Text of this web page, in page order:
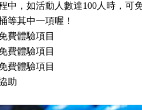
中，如活動人數達100人時，可
等其中一項喔！
費體驗項目
費體驗項目
費體驗項目
助